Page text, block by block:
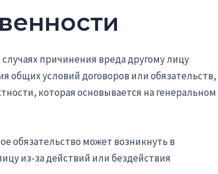
причинения вреда другому лицу
общих условий договоров или обязательств,
которая основывается на генеральном
обязательство может возникнуть в
из-за действий или бездействия